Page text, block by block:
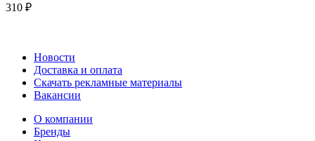
310 ₽
Новости
Доставка и оплата
Скачать рекламные материалы
Вакансии
О компании
Бренды